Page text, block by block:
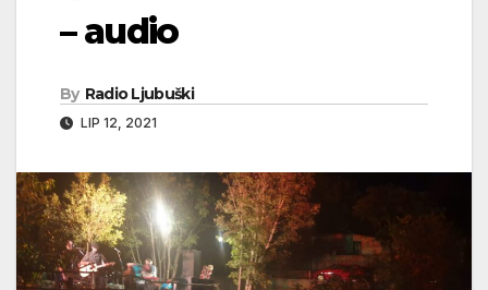
– audio
By Radio Ljubuški
LIP 12, 2021